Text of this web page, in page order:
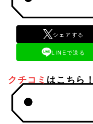
シェアする
LINEで送る
クチコミ はこちら！